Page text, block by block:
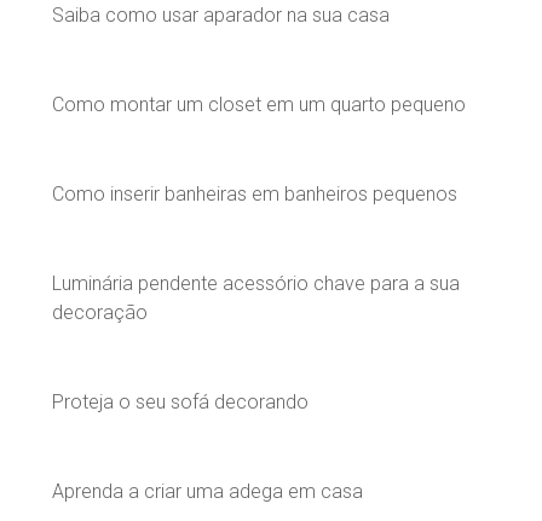
Saiba como usar aparador na sua casa
Como montar um closet em um quarto pequeno
Como inserir banheiras em banheiros pequenos
Luminária pendente acessório chave para a sua
decoração
Proteja o seu sofá decorando
Aprenda a criar uma adega em casa